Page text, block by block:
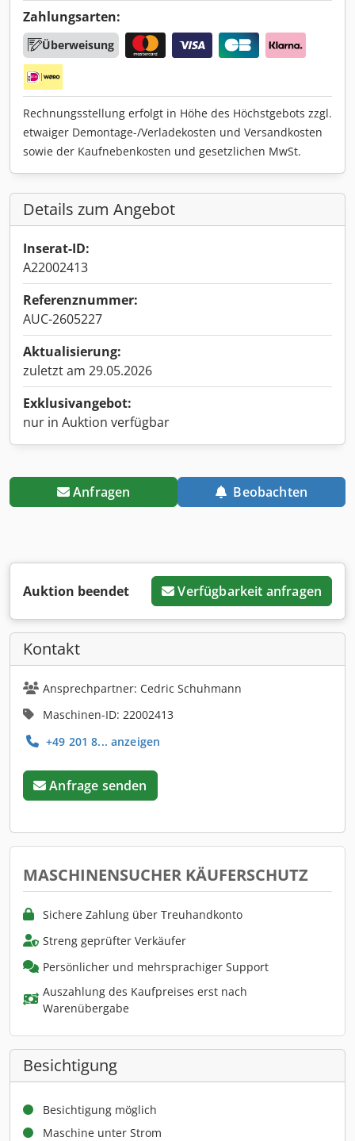
Zahlungsarten:
Überweisung
Rechnungsstellung erfolgt in Höhe des Höchstgebots zzgl.
etwaiger Demontage-/Verladekosten und Versandkosten
sowie der Kaufnebenkosten und gesetzlichen MwSt.
Details zum Angebot
Inserat-ID:
A22002413
Referenznummer:
AUC-2605227
Aktualisierung:
zuletzt am 29.05.2026
Exklusivangebot:
nur in Auktion verfügbar
Anfragen Beobachten
Auktion beendet Verfügbarkeit anfragen
Kontakt
Ansprechpartner: Cedric Schuhmann
Maschinen-ID: 22002413
+49 201 8... anzeigen
Anfrage senden
MASCHINENSUCHER KÄUFERSCHUTZ
Sichere Zahlung über Treuhandkonto
Streng geprüfter Verkäufer
Persönlicher und mehrsprachiger Support
Auszahlung des Kaufpreises erst nach
Warenübergabe
Besichtigung
Besichtigung möglich
Maschine unter Strom